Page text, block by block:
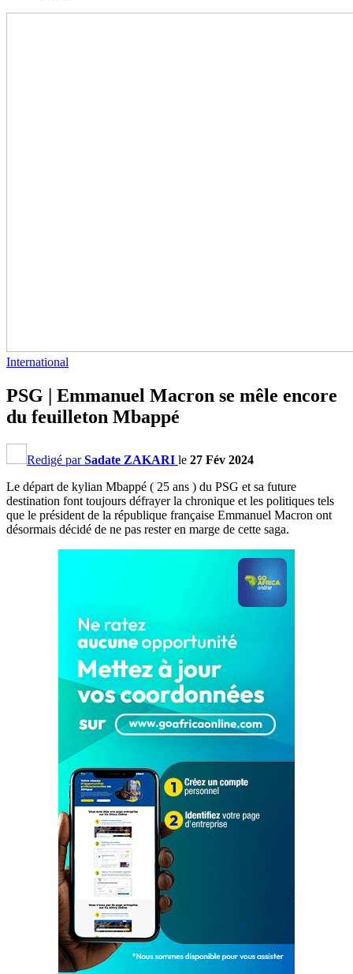
International
PSG | Emmanuel Macron se mêle encore
du feuilleton Mbappé
Redigé parSadate ZAKARI le 27 Fév 2024
Le départ de kylian Mbappé ( 25 ans ) du PSG et sa future
destination font toujours défrayer la chronique et les politiques tels
que le président de la république française Emmanuel Macron ont
désormais décidé de ne pas rester en marge de cette saga.